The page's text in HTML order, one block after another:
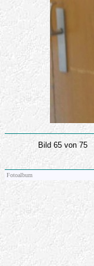
Bild 65 von 75
Fotoalbum